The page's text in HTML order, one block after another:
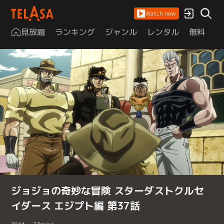
Watch now
見放題 ランキング ジャンル レンタル 無料
ジョジョの奇妙な冒険 スターダストクルセ
イダース エジプト編 第37話